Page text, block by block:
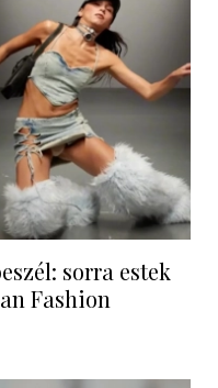
sorra estek
Fashion